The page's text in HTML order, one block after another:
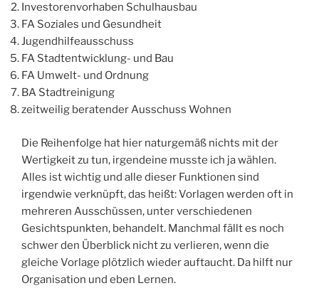
Investorenvorhaben Schulhausbau
FA Soziales und Gesundheit
Jugendhilfeausschuss
FA Stadtentwicklung- und Bau
FA Umwelt- und Ordnung
BA Stadtreinigung
zeitweilig beratender Ausschuss Wohnen
Die Reihenfolge hat hier naturgemäß nichts mit der
Wertigkeit zu tun, irgendeine musste ich ja wählen.
Alles ist wichtig und alle dieser Funktionen sind
irgendwie verknüpft, das heißt: Vorlagen werden oft in
mehreren Ausschüssen, unter verschiedenen
Gesichtspunkten, behandelt. Manchmal fällt es noch
schwer den Überblick nicht zu verlieren, wenn die
gleiche Vorlage plötzlich wieder auftaucht. Da hilft nur
Organisation und eben Lernen.